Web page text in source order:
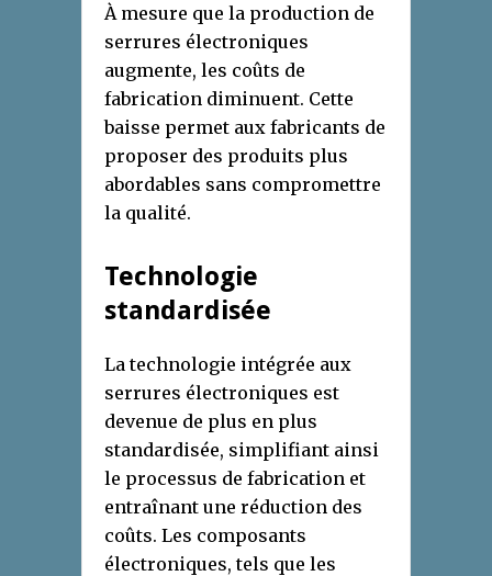
À mesure que la production de
serrures électroniques
augmente, les coûts de
fabrication diminuent. Cette
baisse permet aux fabricants de
proposer des produits plus
abordables sans compromettre
la qualité.
Technologie
standardisée
La technologie intégrée aux
serrures électroniques est
devenue de plus en plus
standardisée, simplifiant ainsi
le processus de fabrication et
entraînant une réduction des
coûts. Les composants
électroniques, tels que les